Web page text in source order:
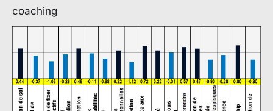
coaching